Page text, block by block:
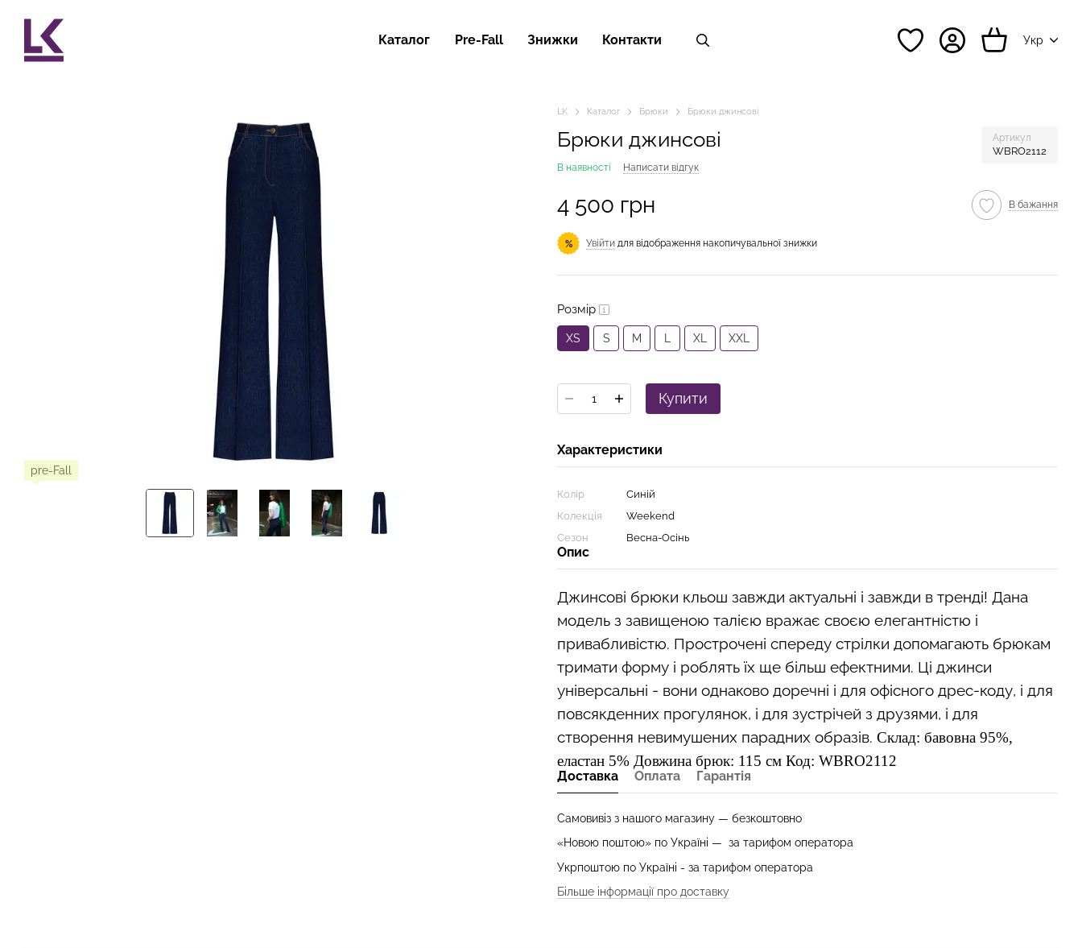
Каталог Pre-Fall Знижки Контакти Укр
pre-Fall
LK Каталог Брюки Брюки джинсові
Брюки джинсові Артикул
WBRO2112
В наявності Написати відгук
4 500 грн В бажання
% Увійти для відображення накопичувальної знижки
Розмір
XS S M XL XXL
Купити
Характеристики
Колір
Синій
Колекція
Weekend
Сезон
Весна-Осінь
Опис
Джинсові брюки кльош завжди актуальні і завжди в тренді! Дана
модель з завищеною талією вражає своєю елегантністю і
привабливістю. Прострочені спереду стрілки допомагають брюкам
тримати форму і роблять їх ще більш ефектними. Ці джинси
універсальні - вони однаково доречні і для офісного дрес-коду, і для
повсякденних прогулянок, і для зустрічей з друзями, і для
створення невимушених парадних образів. Склад: бавовна 95%,
еластан 5% Довжина брюк: 115 см Код: WBRO2112
Доставка Оплата Гарантія
Самовивіз з нашого магазину — безкоштовно
«Новою поштою» по Україні — за тарифом оператора
Укрпоштою по Україні - за тарифом оператора
Більше інформації про доставку